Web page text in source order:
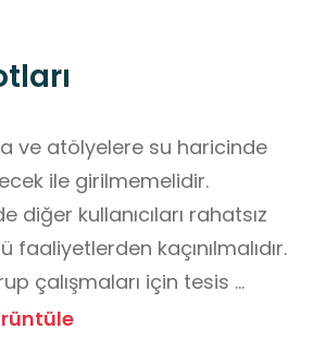
ve atölyelere su haricinde
ile girilmemelidir.
diğer kullanıcıları rahatsız
faaliyetlerden kaçınılmalıdır.
çalışmaları için tesis
önceden randevu alınması